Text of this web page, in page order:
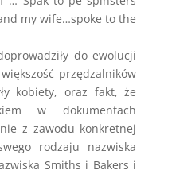
my wife…spoke to the
do ewolucji
przędzalników
kobiety, oraz fakt, że
w dokumentach
z zawodu konkretnej
rodzaju nazwiska
Smiths i Bakers i